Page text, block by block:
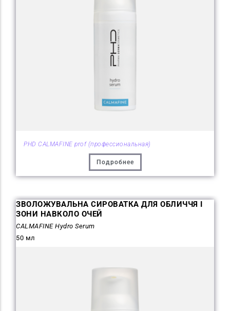
PHD CALMAFINE prof (профессиональная)
Подробнее
ЗВОЛОЖУВАЛЬНА СИРОВАТКА ДЛЯ ОБЛИЧЧЯ І
ЗОНИ НАВКОЛО ОЧЕЙ
CALMAFINE Hydro Serum
50 мл